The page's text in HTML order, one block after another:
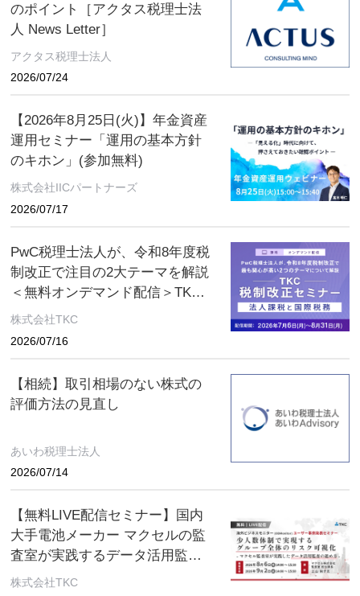
のポイント［アクタス税理士法
人 News Letter］
アクタス税理士法人
2026/07/24
【2026年8月25日(火)】年金資産
運用セミナー「運用の基本方針
のキホン」(参加無料)
株式会社IICパートナーズ
2026/07/17
PwC税理士法人が、令和8年度税
制改正で注目の2大テーマを解説
＜無料オンデマンド配信＞TKC
税制改正セミナー 2026年8月31
株式会社TKC
2026/07/16
【相続】取引相場のない株式の
評価方法の見直し
あいわ税理士法人
2026/07/14
【無料LIVE配信セミナー】国内
大手電池メーカー マクセルの監
査室が実践するデータ活用監査
とは ～８月６日(木)、９月２日
株式会社TKC